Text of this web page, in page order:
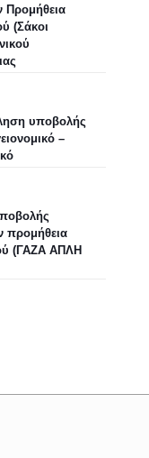
Προμήθεια
(Σάκοι
υποβολής
–
προμήθεια
(ΓΑΖΑ ΑΠΛΗ